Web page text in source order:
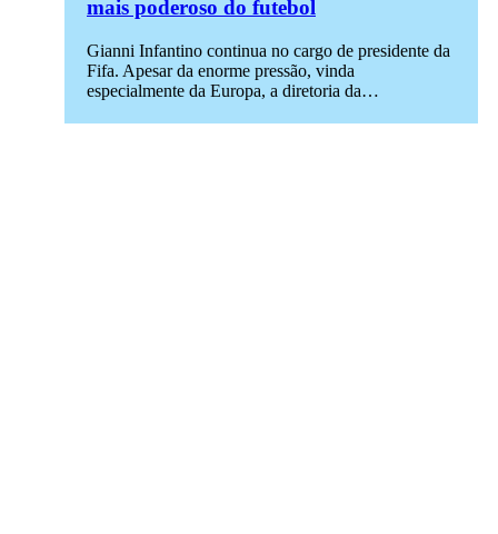
mais poderoso do futebol
Gianni Infantino continua no cargo de presidente da
Fifa. Apesar da enorme pressão, vinda
especialmente da Europa, a diretoria da…